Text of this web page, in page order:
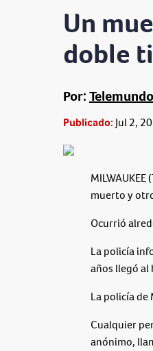
Un
doble
Por:
Publicado: Jul 2,
muerto y
Ocurrió
La policía
años llegó al
La policía
Cualquier
anónimo,